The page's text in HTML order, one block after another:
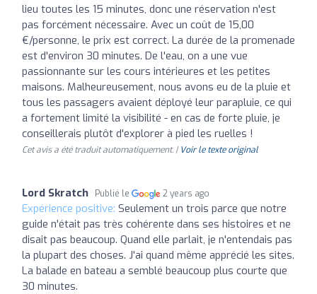
lieu toutes les 15 minutes, donc une réservation n'est
pas forcément nécessaire. Avec un coût de 15,00
€/personne, le prix est correct. La durée de la promenade
est d'environ 30 minutes. De l'eau, on a une vue
passionnante sur les cours intérieures et les petites
maisons. Malheureusement, nous avons eu de la pluie et
tous les passagers avaient déployé leur parapluie, ce qui
a fortement limité la visibilité - en cas de forte pluie, je
conseillerais plutôt d'explorer à pied les ruelles !
Cet avis a été traduit automatiquement. | Voir le texte original
Lord Skratch Publié le 2 years ago
Expérience positive: Seulement un trois parce que notre
guide n'était pas très cohérente dans ses histoires et ne
disait pas beaucoup. Quand elle parlait, je n'entendais pas
la plupart des choses. J'ai quand même apprécié les sites.
La balade en bateau a semblé beaucoup plus courte que
30 minutes.